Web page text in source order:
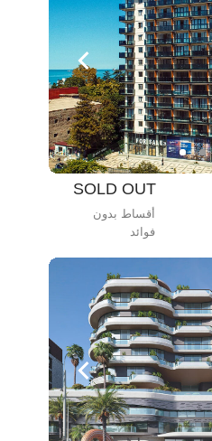
SOLD OUT
أقساط بدون
فوائد